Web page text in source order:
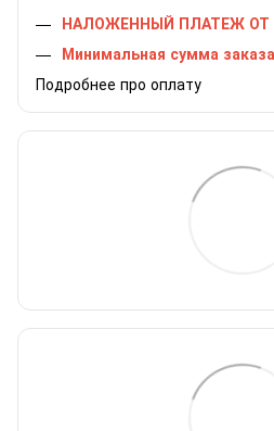
НАЛОЖЕННЫЙ ПЛАТЕЖ ОТ
Минимальная сумма
Подробнее про оплату